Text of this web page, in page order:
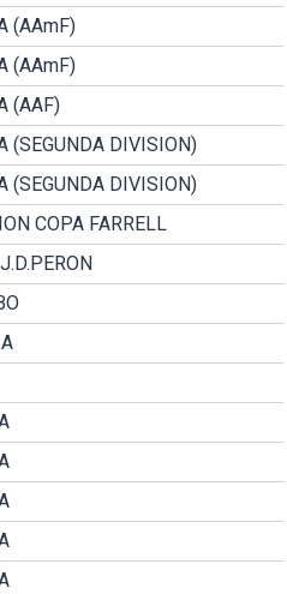
(AAmF)
(AAmF)
(AAF)
(SEGUNDA DIVISION)
(SEGUNDA DIVISION)
COPA FARRELL